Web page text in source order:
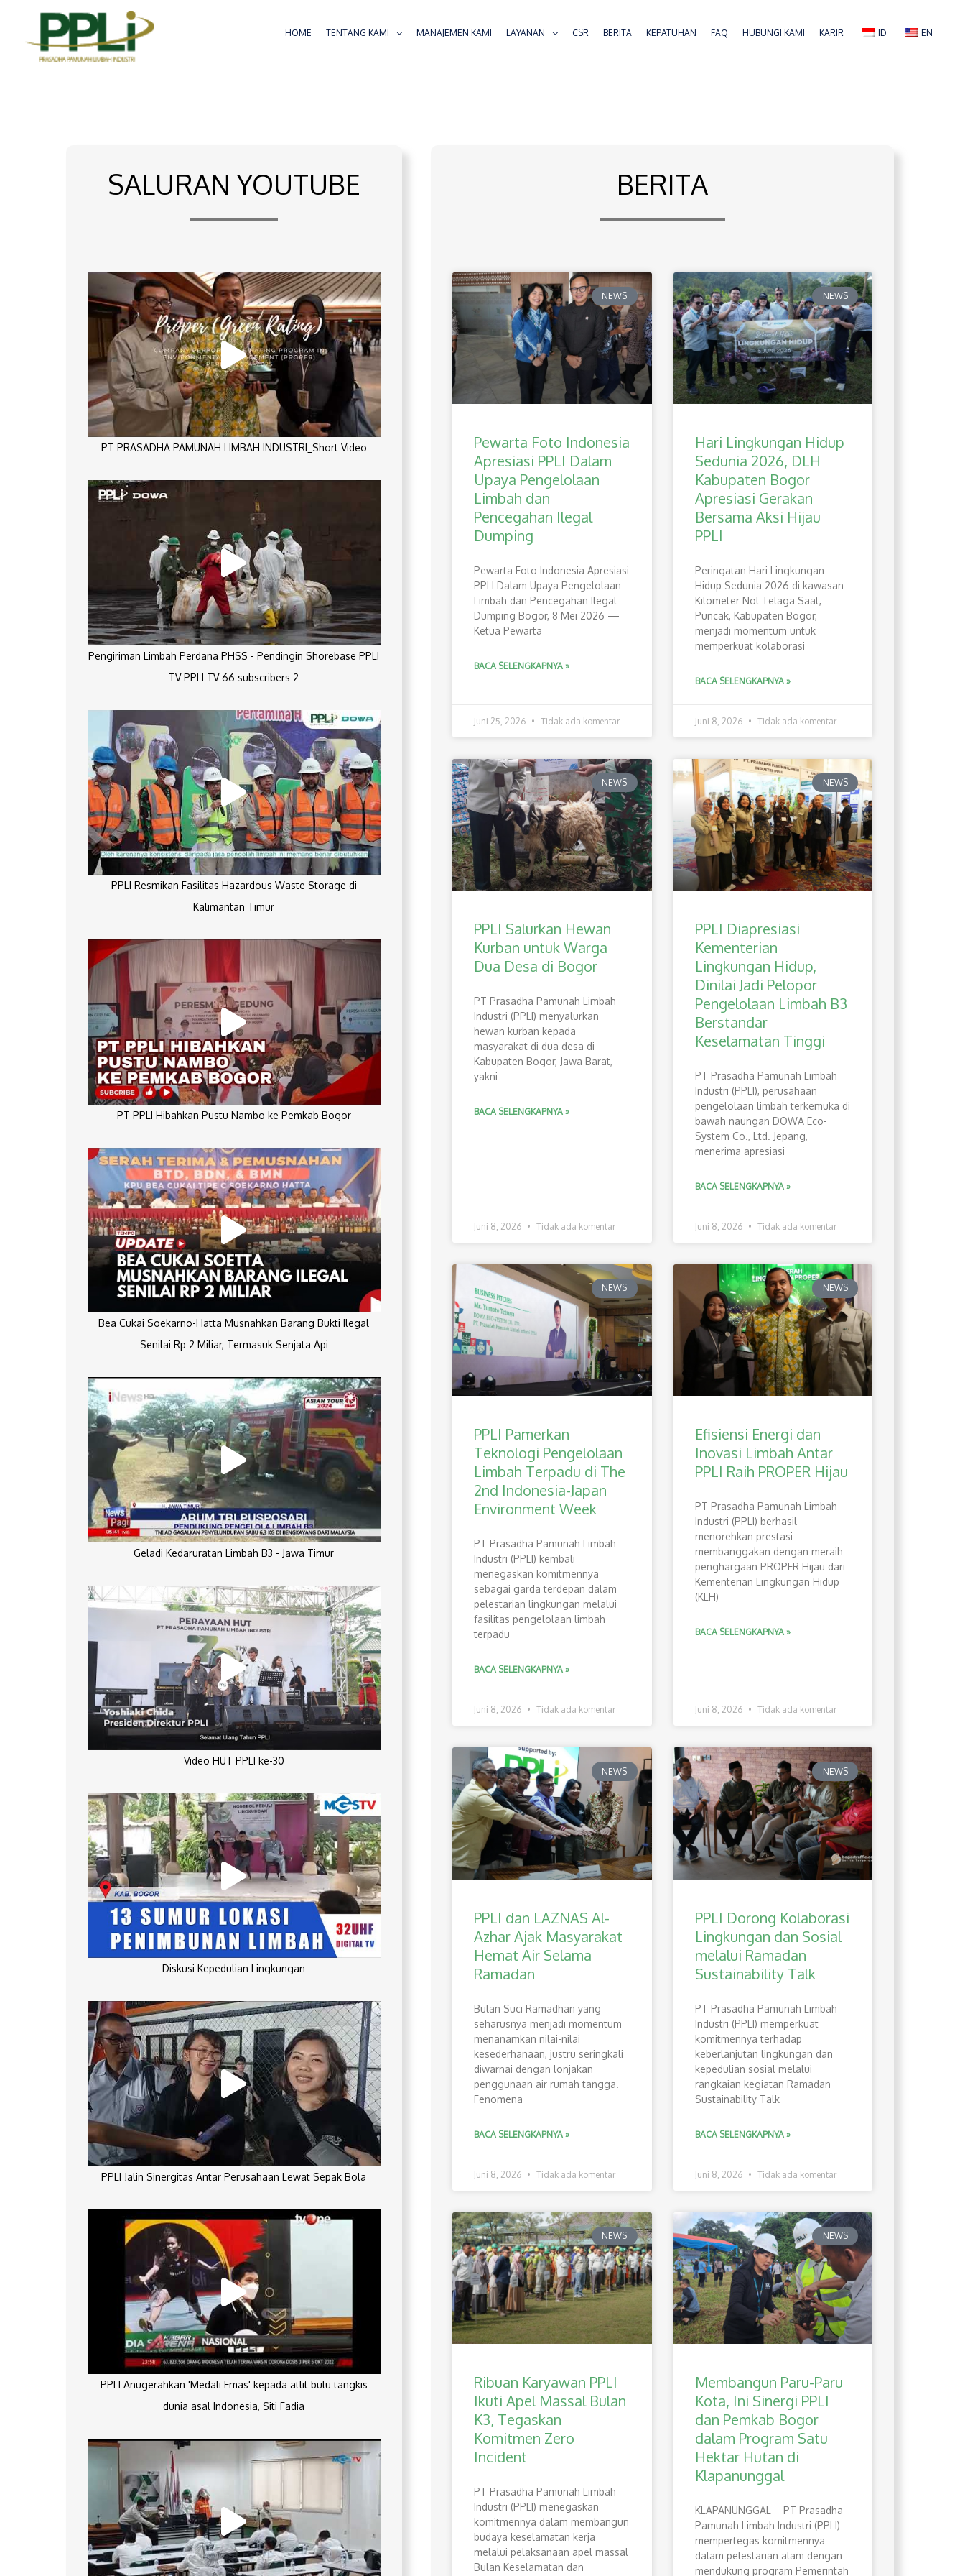
konten
HOME TENTANG KAMI MANAJEMEN KAMI LAYANAN CSR BERITA KEPATUHAN FAQ HUBUNGI KAMI KARIR ID EN
SALURAN YOUTUBE
PT PRASADHA PAMUNAH LIMBAH INDUSTRI_Short Video
Pengiriman Limbah Perdana PHSS - Pendingin Shorebase PPLI
TV PPLI TV 66 subscribers 2
PPLI Resmikan Fasilitas Hazardous Waste Storage di
Kalimantan Timur
PT PPLI Hibahkan Pustu Nambo ke Pemkab Bogor
Bea Cukai Soekarno-Hatta Musnahkan Barang Bukti Ilegal
Senilai Rp 2 Miliar, Termasuk Senjata Api
Geladi Kedaruratan Limbah B3 - Jawa Timur
Video HUT PPLI ke-30
Diskusi Kepedulian Lingkungan
PPLI Jalin Sinergitas Antar Perusahaan Lewat Sepak Bola
PPLI Anugerahkan 'Medali Emas' kepada atlit bulu tangkis
dunia asal Indonesia, Siti Fadia
BERITA
NEWS
Pewarta Foto Indonesia
Apresiasi PPLI Dalam
Upaya Pengelolaan
Limbah dan
Pencegahan Ilegal
Dumping
Pewarta Foto Indonesia Apresiasi
PPLI Dalam Upaya Pengelolaan
Limbah dan Pencegahan Ilegal
Dumping Bogor, 8 Mei 2026 —
Ketua Pewarta
BACA SELENGKAPNYA »
Juni 25, 2026 Tidak ada komentar
NEWS
Hari Lingkungan Hidup
Sedunia 2026, DLH
Kabupaten Bogor
Apresiasi Gerakan
Bersama Aksi Hijau
PPLI
Peringatan Hari Lingkungan
Hidup Sedunia 2026 di kawasan
Kilometer Nol Telaga Saat,
Puncak, Kabupaten Bogor,
menjadi momentum untuk
memperkuat kolaborasi
BACA SELENGKAPNYA »
Juni 8, 2026 Tidak ada komentar
NEWS
PPLI Salurkan Hewan
Kurban untuk Warga
Dua Desa di Bogor
PT Prasadha Pamunah Limbah
Industri (PPLI) menyalurkan
hewan kurban kepada
masyarakat di dua desa di
Kabupaten Bogor, Jawa Barat,
yakni
BACA SELENGKAPNYA »
Juni 8, 2026 Tidak ada komentar
NEWS
PPLI Diapresiasi
Kementerian
Lingkungan Hidup,
Dinilai Jadi Pelopor
Pengelolaan Limbah B3
Berstandar
Keselamatan Tinggi
PT Prasadha Pamunah Limbah
Industri (PPLI), perusahaan
pengelolaan limbah terkemuka di
bawah naungan DOWA Eco-
System Co., Ltd. Jepang,
menerima apresiasi
BACA SELENGKAPNYA »
Juni 8, 2026 Tidak ada komentar
NEWS
PPLI Pamerkan
Teknologi Pengelolaan
Limbah Terpadu di The
2nd Indonesia-Japan
Environment Week
PT Prasadha Pamunah Limbah
Industri (PPLI) kembali
menegaskan komitmennya
sebagai garda terdepan dalam
pelestarian lingkungan melalui
fasilitas pengelolaan limbah
terpadu
BACA SELENGKAPNYA »
Juni 8, 2026 Tidak ada komentar
NEWS
Efisiensi Energi dan
Inovasi Limbah Antar
PPLI Raih PROPER Hijau
PT Prasadha Pamunah Limbah
Industri (PPLI) berhasil
menorehkan prestasi
membanggakan dengan meraih
penghargaan PROPER Hijau dari
Kementerian Lingkungan Hidup
(KLH)
BACA SELENGKAPNYA »
Juni 8, 2026 Tidak ada komentar
NEWS
PPLI dan LAZNAS Al-
Azhar Ajak Masyarakat
Hemat Air Selama
Ramadan
Bulan Suci Ramadhan yang
seharusnya menjadi momentum
menanamkan nilai-nilai
kesederhanaan, justru seringkali
diwarnai dengan lonjakan
penggunaan air rumah tangga.
Fenomena
BACA SELENGKAPNYA »
Juni 8, 2026 Tidak ada komentar
NEWS
PPLI Dorong Kolaborasi
Lingkungan dan Sosial
melalui Ramadan
Sustainability Talk
PT Prasadha Pamunah Limbah
Industri (PPLI) memperkuat
komitmennya terhadap
keberlanjutan lingkungan dan
kepedulian sosial melalui
rangkaian kegiatan Ramadan
Sustainability Talk
BACA SELENGKAPNYA »
Juni 8, 2026 Tidak ada komentar
NEWS
Ribuan Karyawan PPLI
Ikuti Apel Massal Bulan
K3, Tegaskan
Komitmen Zero
Incident
PT Prasadha Pamunah Limbah
Industri (PPLI) menegaskan
komitmennya dalam membangun
budaya keselamatan kerja
melalui pelaksanaan apel massal
Bulan Keselamatan dan
NEWS
Membangun Paru-Paru
Kota, Ini Sinergi PPLI
dan Pemkab Bogor
dalam Program Satu
Hektar Hutan di
Klapanunggal
​KLAPANUNGGAL – PT Prasadha
Pamunah Limbah Industri (PPLI)
mempertegas komitmennya
dalam pelestarian alam dengan
mendukung program Pemerintah